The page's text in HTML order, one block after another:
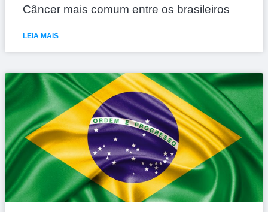
Câncer mais comum entre os brasileiros
LEIA MAIS